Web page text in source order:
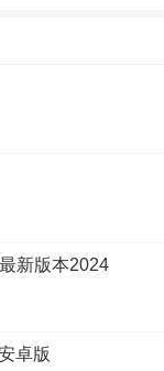
新版本2024
卓版